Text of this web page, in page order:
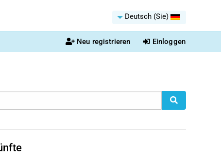
Deutsch (Sie)
Neu registrieren Einloggen